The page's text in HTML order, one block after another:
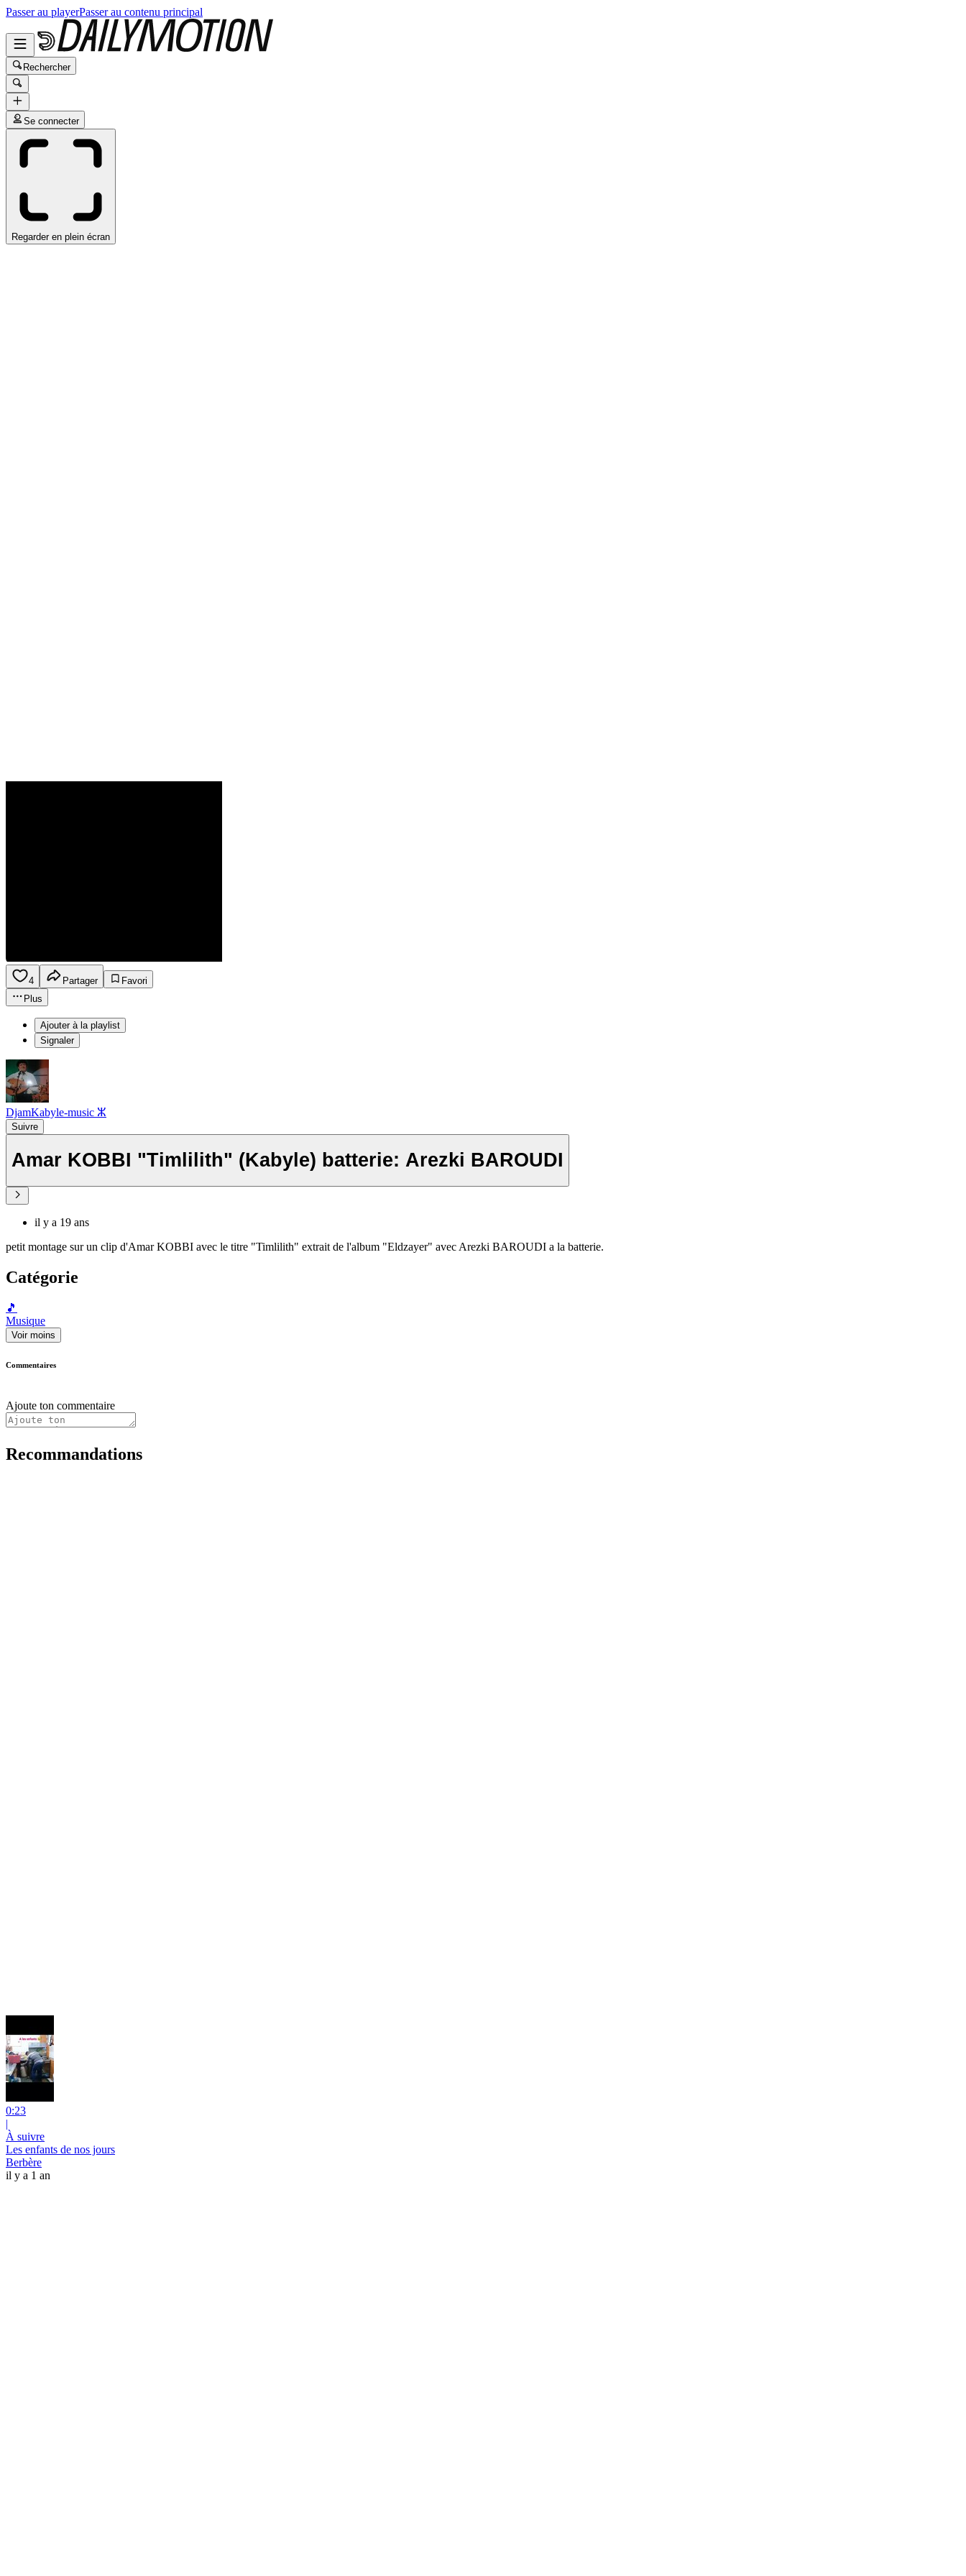
Passer au playerPasser au contenu principal
Rechercher
Se connecter
Regarder en plein écran
4 Partager
Favori
Plus
Ajouter à la playlist
Signaler
DjamKabyle-music ⵣ
Suivre
Amar KOBBI "Timlilith" (Kabyle) batterie: Arezki BAROUDI
il y a 19 ans
petit montage sur un clip d'Amar KOBBI avec le titre "Timlilith" extrait de l'album "Eldzayer" avec Arezki BAROUDI a la batterie.
Catégorie
🎵
Musique
Voir moins
Commentaires
Ajoute ton commentaire
Recommandations
0:23
|
À suivre
Les enfants de nos jours
Berbère
il y a 1 an